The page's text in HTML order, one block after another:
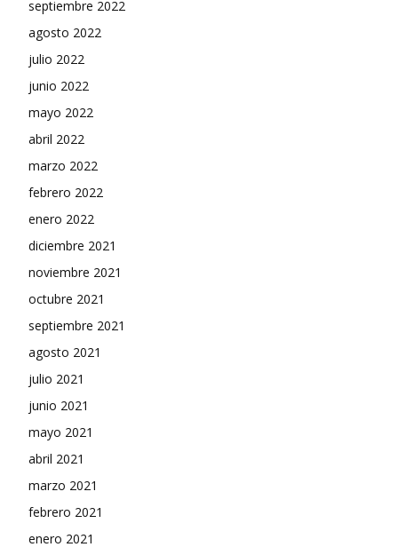
septiembre 2022
agosto 2022
julio 2022
junio 2022
mayo 2022
abril 2022
marzo 2022
febrero 2022
enero 2022
diciembre 2021
noviembre 2021
octubre 2021
septiembre 2021
agosto 2021
julio 2021
junio 2021
mayo 2021
abril 2021
marzo 2021
febrero 2021
enero 2021